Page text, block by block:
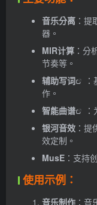
音乐分离 ：
器。
MIR计算 ：分
节奏等。
辅助写词
作。
智能曲谱
银河音效 ：
效定制。
MusE ：支持
使用示例：
音乐制作 ：